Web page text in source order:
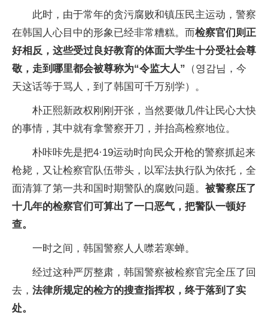
此时，由于常年的贪污腐败和镇压民主运动，警察
在韩国人心目中的形象已经非常糟糕。而检察官们则正
好相反，这些受过良好教育的体面大学生十分受社会尊
敬，走到哪里都会被尊称为“令监大人” （영감님，今
天这话等于骂人，到了韩国可千万别学）。
朴正熙新政权刚刚开张，当然要做几件让民心大快
的事情，其中就有拿警察开刀，并抬高检察地位。
朴咔咔先是把4·19运动时向民众开枪的警察抓起来
枪毙，又让检察官队伍带头，以军法执行队为依托，全
面清算了第一共和国时期警队的腐败问题。 被警察压了
十几年的检察官们可算出了一口恶气，把警队一顿好
查。
一时之间，韩国警察人人噤若寒蝉。
经过这种严厉整肃，韩国警察被检察官完全压了回
去， 法律所规定的检方的搜查指挥权，终于落到了实
处。